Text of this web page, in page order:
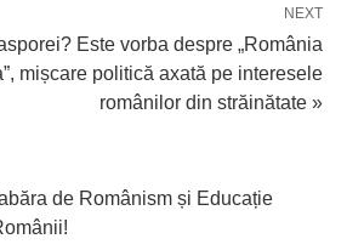
NEXT
Este vorba despre „România
mișcare politică axată pe interesele
românilor din străinătate »
de Românism și Educație